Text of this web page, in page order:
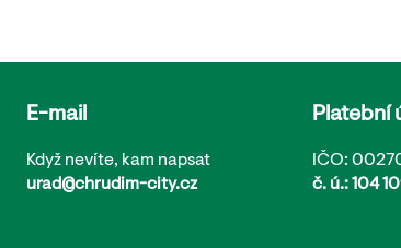
E-mail
Když nevíte, kam napsat
urad@chrudim-city.cz
Platební
IČO:
č. ú.: 104